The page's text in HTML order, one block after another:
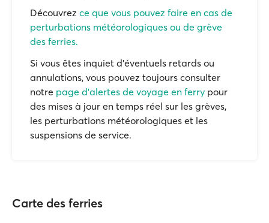
Découvrez ce que vous pouvez faire en cas de
perturbations météorologiques ou de grève
des ferries.
Si vous êtes inquiet d'éventuels retards ou
annulations, vous pouvez toujours consulter
notre page d'alertes de voyage en ferry pour
des mises à jour en temps réel sur les grèves,
les perturbations météorologiques et les
suspensions de service.
Carte des ferries